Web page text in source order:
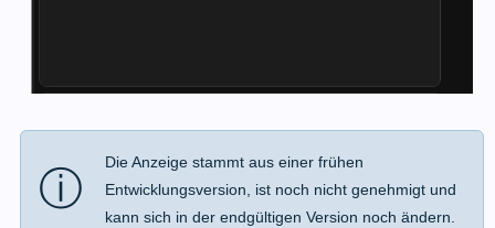
ⓘ
Die Anzeige stammt aus einer frühen
Entwicklungsversion, ist noch nicht genehmigt und
kann sich in der endgültigen Version noch ändern.